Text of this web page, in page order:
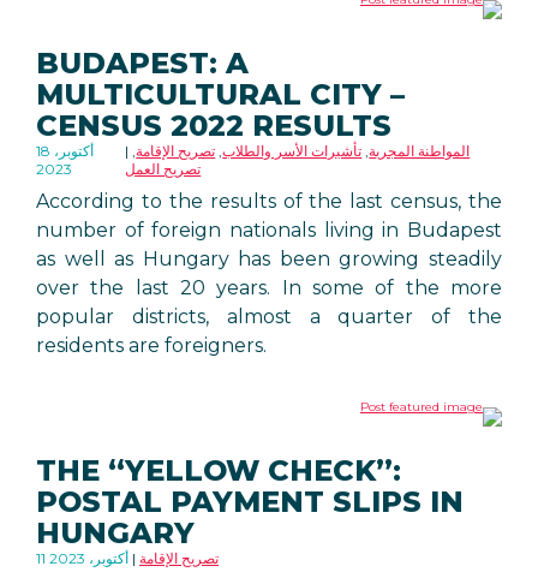
BUDAPEST: A
MULTICULTURAL CITY –
CENSUS 2022 RESULTS
18 أكتوبر،
2023
المواطنة المجرية, تأشيرات الأسر والطلاب, تصريح الإقامة,
تصريح العمل
According to the results of the last census, the
number of foreign nationals living in Budapest
as well as Hungary has been growing steadily
over the last 20 years. In some of the more
popular districts, almost a quarter of the
residents are foreigners.
THE “YELLOW CHECK”:
POSTAL PAYMENT SLIPS IN
HUNGARY
11 أكتوبر، 2023 تصريح الإقامة